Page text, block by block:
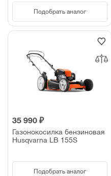
Подобрать аналог
35 990 ₽
Газонокосилка бензиновая
Husqvarna LB 155S
Подобрать аналог